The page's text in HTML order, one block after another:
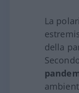
La
della